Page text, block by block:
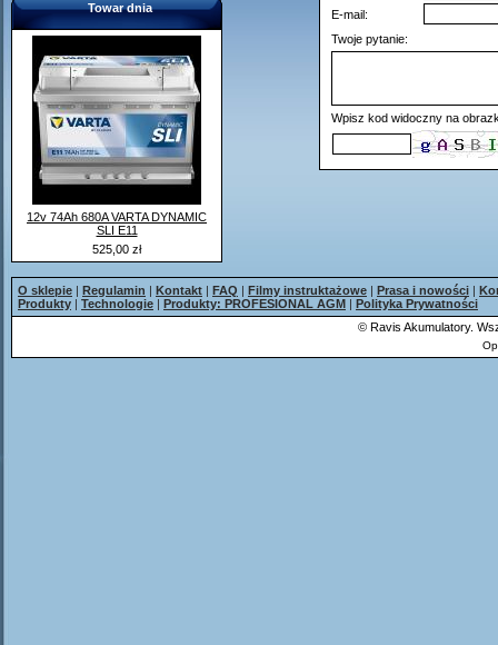
Towar dnia
12v 74Ah 680A VARTA DYNAMIC
SLI E11
525,00 zł
E-mail:
Twoje pytanie:
Wpisz kod widoczny na
O sklepie | Regulamin | Kontakt | FAQ | Filmy instruktażowe | Prasa i nowości |
Produkty | Technologie | Produkty: PROFESIONAL AGM | Polityka Prywatności
© Ravis Akumulatory.